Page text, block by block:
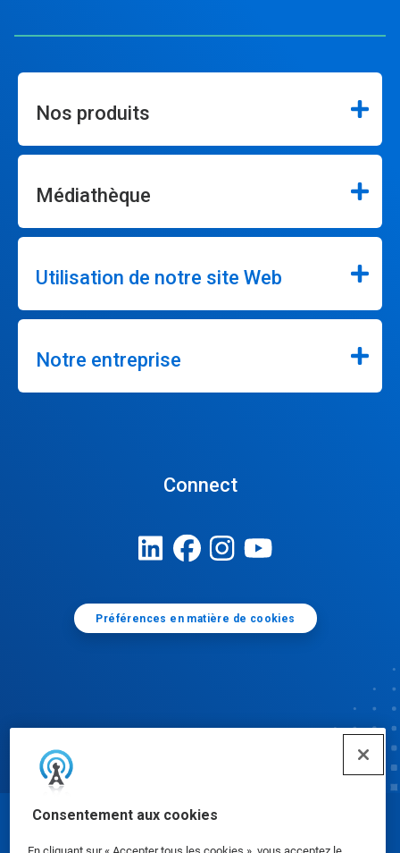
Consentement aux cookies
Nos produits
Médiathèque
Utilisation de notre site Web
Notre entreprise
Connect
Préférences en matière de cookies